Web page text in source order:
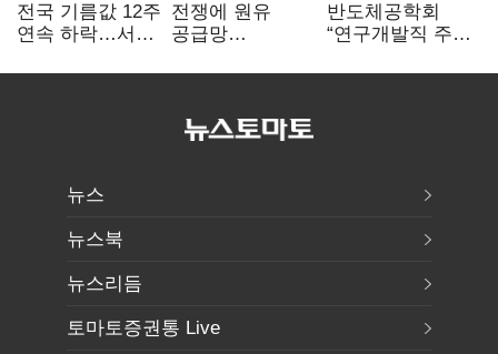
전국 기름값 12주
연속 하락…서울
전쟁에 원유
공급망
정유, 에너지안보
반도체공학회
“연구개발직 주
개선해야”
뉴스
뉴스북
뉴스리듬
토마토증권통 Live